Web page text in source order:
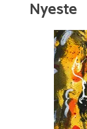
Nyeste